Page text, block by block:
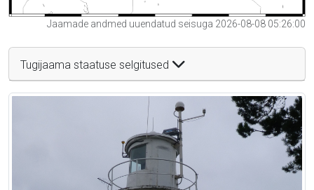
Jaamade andmed uuendatud seisuga 2026-08-08 05:26:00
Tugijaama staatuse selgitused